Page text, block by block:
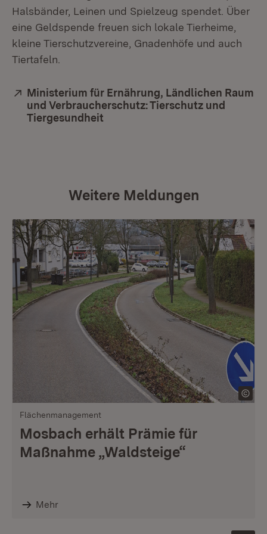
Halsbänder, Leinen und Spielzeug spendet. Über
eine Geldspende freuen sich lokale Tierheime,
kleine Tierschutzvereine, Gnadenhöfe und auch
Tiertafeln.
Extern:
Ministerium für Ernährung, Ländlichen Raum
und Verbraucherschutz: Tierschutz und
Tiergesundheit
Weitere Meldungen
Flächenmanagement
Mosbach erhält Prämie für
Maßnahme „Waldsteige“
Mehr